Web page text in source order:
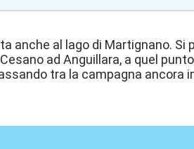
anche al lago di Martignano.
ad Anguillara, a quel
tra la campagna ancora